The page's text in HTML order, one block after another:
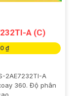
A (C)
₫
2AE7232TI-A
360. Độ phân